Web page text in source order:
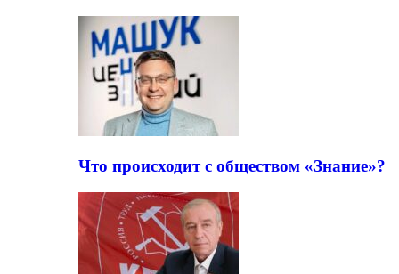
Что происходит с обществом «Знание»?